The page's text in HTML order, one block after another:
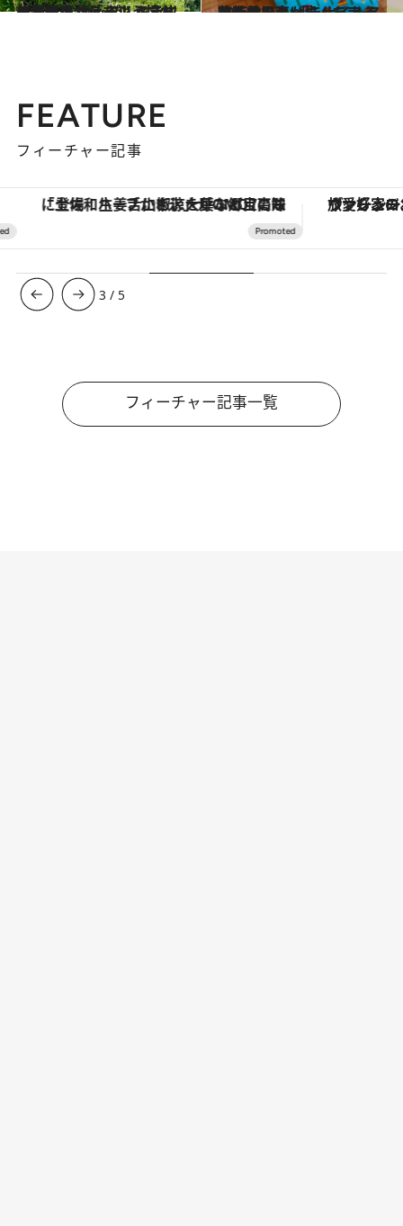
2023.4.3
ハワイで暮らすよう憧れの滞在を カップルステイに最適のコテージ キラウェアに建つ「ハレ・コキオ」
旅＆お出かけ 2023.2.27
芸術熱の高い島・ラナイ 独特の風土が生んだアートを愛でる 「ラナイ・アートセンター」
旅＆お出かけ
FEATURE
フィーチャー記事
「土佐和ハーブかき氷」がOMO7高知に登場！生姜、山椒、大葉など目にも舌にも涼を呼ぶ郷土の味 ヴァシュロン・コンスタンタ
3 / 5
フィーチャー記事一覧